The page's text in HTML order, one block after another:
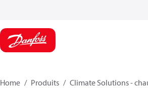
Home Produits Climate Solutions -